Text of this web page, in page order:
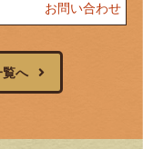
お問い合わせ
覧へ